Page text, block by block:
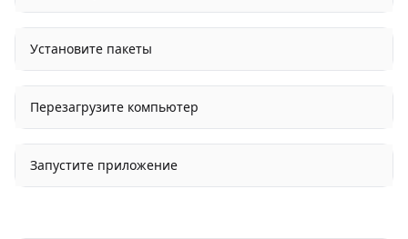
Установите пакеты
Перезагрузите компьютер
Запустите приложение